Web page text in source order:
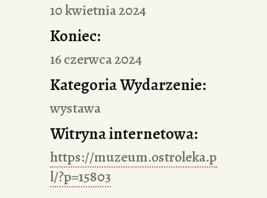
10 kwietnia 2024
Koniec:
16 czerwca 2024
Kategoria Wydarzenie:
wystawa
Witryna internetowa:
https://muzeum.ostroleka.p
l/?p=15803